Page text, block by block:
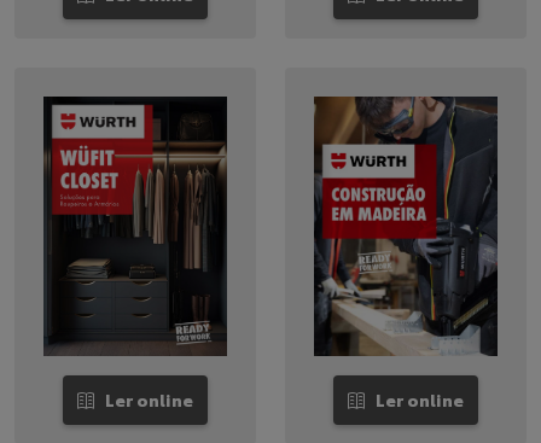
Ler online Ler online